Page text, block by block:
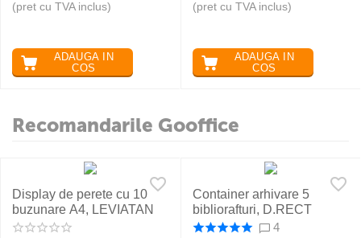
(pret cu TVA inclus)
ADAUGA IN
COS
(pret cu TVA inclus)
ADAUGA IN
COS
Recomandarile Gooffice
Display de perete cu 10
buzunare A4, LEVIATAN
Container arhivare 5
bibliorafturi, D.RECT
4